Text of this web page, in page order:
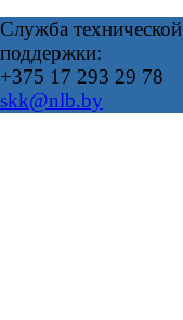
Служба технической
поддержки:
+375 17 293 29 78
skk@nlb.by